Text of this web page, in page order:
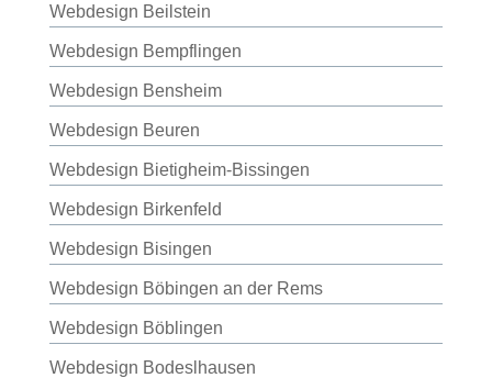
Webdesign Beilstein
Webdesign Bempflingen
Webdesign Bensheim
Webdesign Beuren
Webdesign Bietigheim-Bissingen
Webdesign Birkenfeld
Webdesign Bisingen
Webdesign Böbingen an der Rems
Webdesign Böblingen
Webdesign Bodeslhausen